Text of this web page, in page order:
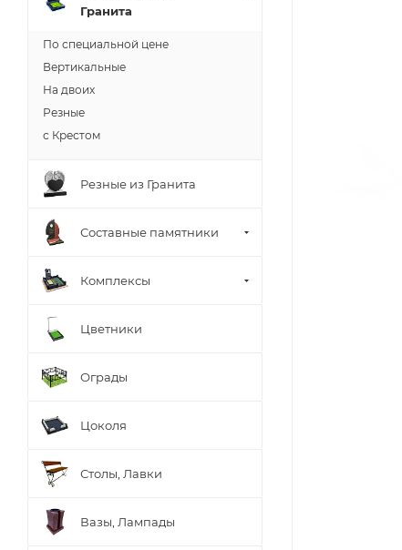
Гранита
По специальной цене
Вертикальные
На двоих
Резные
с Крестом
Резные из Гранита
Составные памятники
Комплексы
Цветники
Ограды
Цоколя
Столы, Лавки
Вазы, Лампады